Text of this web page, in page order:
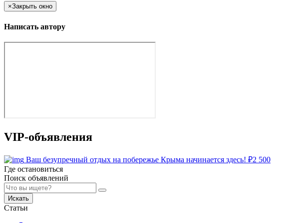
×Закрыть окно
Написать автору
VIP-объявления
Ваш безупречный отдых на побережье Крыма начинается здесь! ₽2 500
Где остановиться
Поиск объявлений
Искать
Статьи